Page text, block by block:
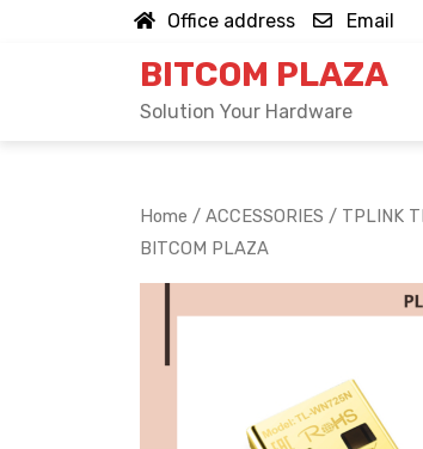
Office address Email
BITCOM PLAZA
Solution Your Hardware
Home / ACCESSORIES / TPLINK
BITCOM PLAZA